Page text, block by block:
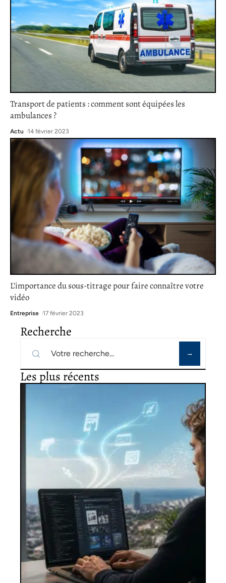
Transport de patients : comment sont équipées les
ambulances ?
Actu 14 février 2023
L’importance du sous-titrage pour faire connaître votre
vidéo
Entreprise 17 février 2023
Recherche
Les plus récents